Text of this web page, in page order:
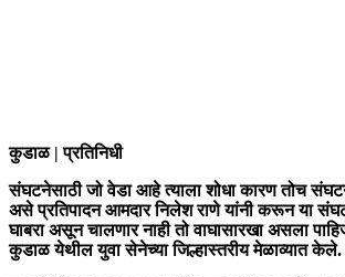
कुडाळ | प्रतिनिधी
संघटनेसाठी जो वेडा आहे त्याला शोधा कारण तोच
असे प्रतिपादन आमदार निलेश राणे यांनी करून या
घाबरा असून चालणार नाही तो वाघासारखा असला
कुडाळ येथील युवा सेनेच्या जिल्हास्तरीय मेळाव्यात केले.